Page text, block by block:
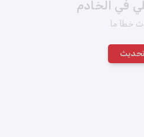
في الخادم
خطأ ما